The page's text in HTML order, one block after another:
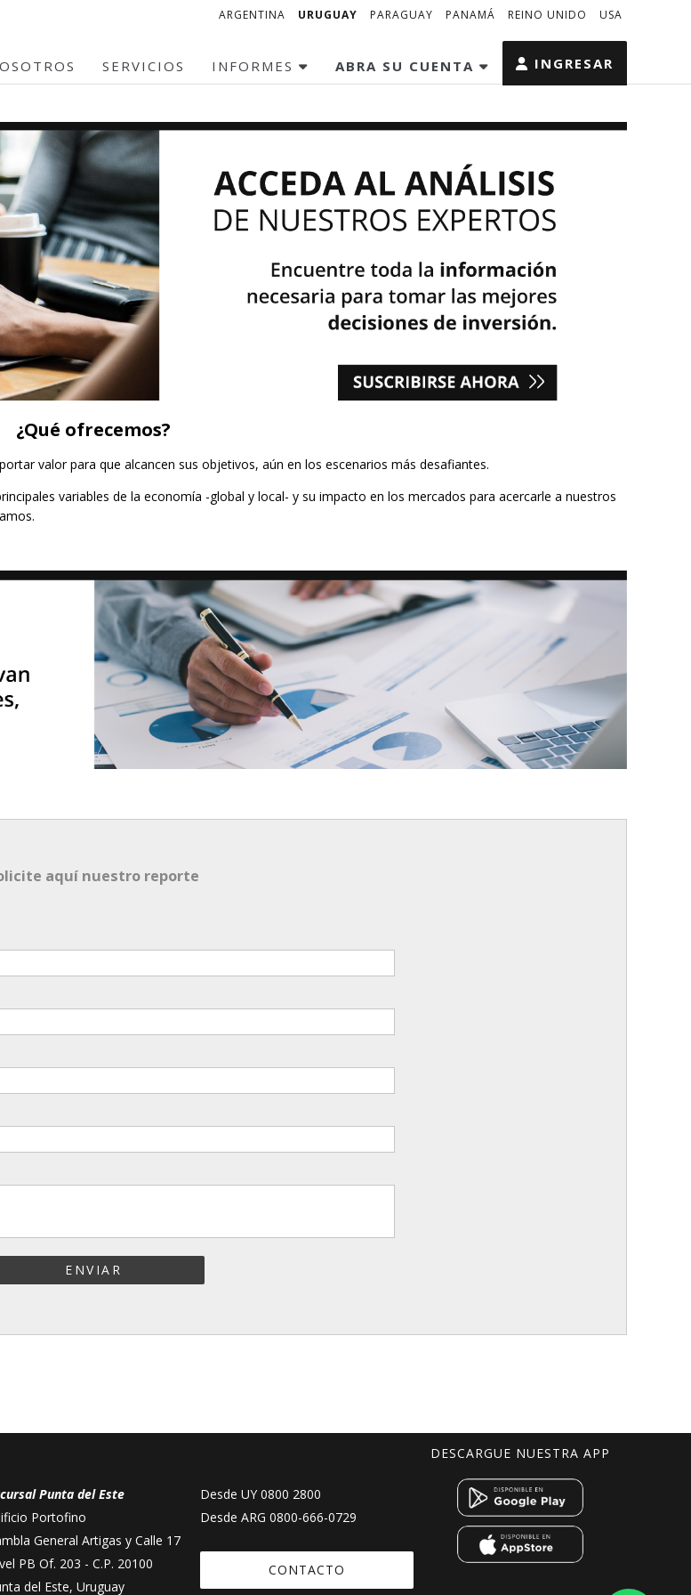
ARGENTINA URUGUAY PARAGUAY PANAMÁ REINO UNIDO USA
SERVICIOS INFORMES ABRA SU CUENTA INGRESAR
¿Qué ofrecemos?
valor para que alcancen sus objetivos, aún en los escenarios más desafiantes.
variables de la economía -global y local- y su impacto en los mercados para acercarle a nuestros
aquí nuestro reporte
ENVIAR
Punta del Este
Portofino
General Artigas y Calle 17
PB Of. 203 - C.P. 20100
del Este, Uruguay
Desde UY 0800 2800
Desde ARG 0800-666-0729
CONTACTO
DESCARGUE NUESTRA APP